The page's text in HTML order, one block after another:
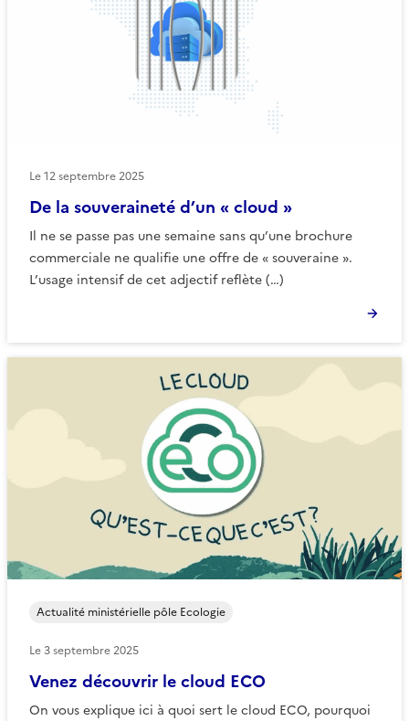
De la souveraineté d’un « cloud »
Il ne se passe pas une semaine sans qu’une brochure
commerciale ne qualifie une offre de « souveraine ».
L’usage intensif de cet adjectif reflète (…)
Le12 septembre 2025
Venez découvrir le cloud ECO
On vous explique ici à quoi sert le cloud ECO, pourquoi
Actualité ministérielle pôle Ecologie
Le3 septembre 2025